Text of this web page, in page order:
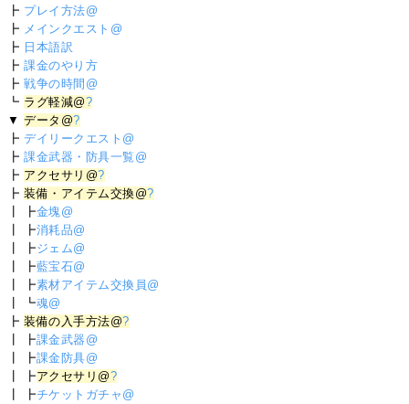
┣ プレイ方法@
┣ メインクエスト@
┣ 日本語訳
┣課金のやり方
┣戦争の時間@
┗ ラグ軽減@?
▼データ@?
┣デイリークエスト@
┣課金武器・防具一覧@
┣ アクセサリ@?
┣装備・アイテム交換@?
┃ ┣金塊@
┃ ┣消耗品@
┃ ┣ジェム@
┃ ┣藍宝石@
┃ ┣素材アイテム交換員@
┃ ┗魂@
┣装備の入手方法@?
┃ ┣課金武器@
┃ ┣課金防具@
┃ ┣アクセサリ@?
┃ ┣チケットガチャ@